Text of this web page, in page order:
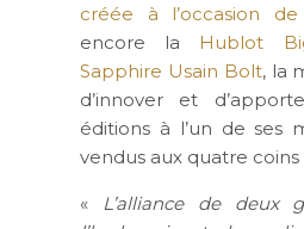
créée à l’occasion de
encore la Hublot
Sapphire Usain Bolt, la
d’innover et
éditions à l’un de ses
vendus aux quatre
«
L’alliance de deux